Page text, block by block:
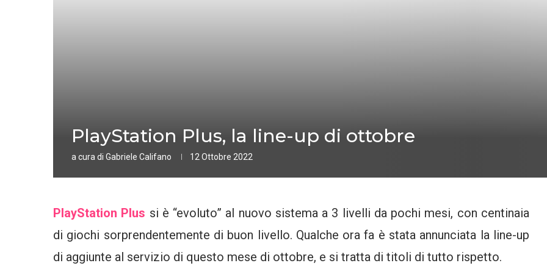
PlayStation Plus, la line-up di ottobre
a cura di Gabriele Califano 12 Ottobre 2022
PlayStation Plus si è “evoluto” al nuovo sistema a 3 livelli da pochi mesi, con centinaia
di giochi sorprendentemente di buon livello. Qualche ora fa è stata annunciata la line-up
di aggiunte al servizio di questo mese di ottobre, e si tratta di titoli di tutto rispetto.